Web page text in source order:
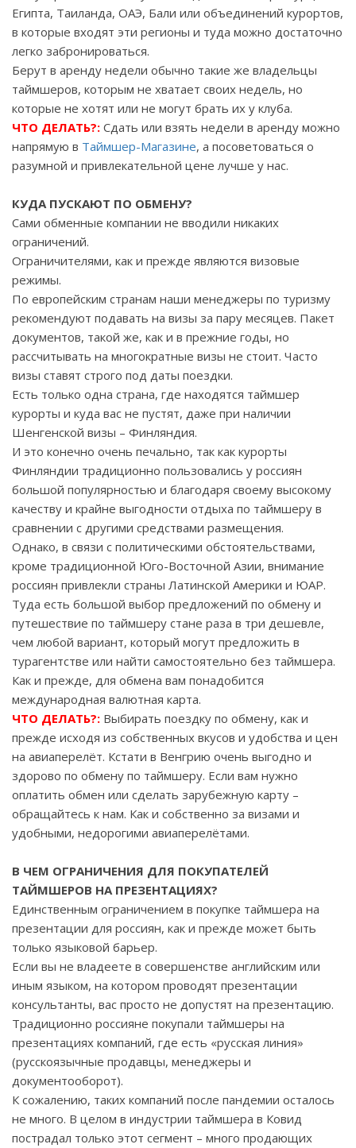
Египта, Таиланда, ОАЭ, Бали или объединений курортов,
в которые входят эти регионы и туда можно достаточно
легко забронироваться.
Берут в аренду недели обычно такие же владельцы
таймшеров, которым не хватает своих недель, но
которые не хотят или не могут брать их у клуба.
ЧТО ДЕЛАТЬ?: Сдать или взять недели в аренду можно
напрямую в Таймшер-Магазине, а посоветоваться о
разумной и привлекательной цене лучше у нас.
КУДА ПУСКАЮТ ПО ОБМЕНУ?
Сами обменные компании не вводили никаких
ограничений.
Ограничителями, как и прежде являются визовые
режимы.
По европейским странам наши менеджеры по туризму
рекомендуют подавать на визы за пару месяцев. Пакет
документов, такой же, как и в прежние годы, но
рассчитывать на многократные визы не стоит. Часто
визы ставят строго под даты поездки.
Есть только одна страна, где находятся таймшер
курорты и куда вас не пустят, даже при наличии
Шенгенской визы – Финляндия.
И это конечно очень печально, так как курорты
Финляндии традиционно пользовались у россиян
большой популярностью и благодаря своему высокому
качеству и крайне выгодности отдыха по таймшеру в
сравнении с другими средствами размещения.
Однако, в связи с политическими обстоятельствами,
кроме традиционной Юго-Восточной Азии, внимание
россиян привлекли страны Латинской Америки и ЮАР.
Туда есть большой выбор предложений по обмену и
путешествие по таймшеру стане раза в три дешевле,
чем любой вариант, который могут предложить в
турагентстве или найти самостоятельно без таймшера.
Как и прежде, для обмена вам понадобится
международная валютная карта.
ЧТО ДЕЛАТЬ?: Выбирать поездку по обмену, как и
прежде исходя из собственных вкусов и удобства и цен
на авиаперелёт. Кстати в Венгрию очень выгодно и
здорово по обмену по таймшеру. Если вам нужно
оплатить обмен или сделать зарубежную карту –
обращайтесь к нам. Как и собственно за визами и
удобными, недорогими авиаперелётами.
В ЧЕМ ОГРАНИЧЕНИЯ ДЛЯ ПОКУПАТЕЛЕЙ
ТАЙМШЕРОВ НА ПРЕЗЕНТАЦИЯХ?
Единственным ограничением в покупке таймшера на
презентации для россиян, как и прежде может быть
только языковой барьер.
Если вы не владеете в совершенстве английским или
иным языком, на котором проводят презентации
консультанты, вас просто не допустят на презентацию.
Традиционно россияне покупали таймшеры на
презентациях компаний, где есть «русская линия»
(русскоязычные продавцы, менеджеры и
документооборот).
К сожалению, таких компаний после пандемии осталось
не много. В целом в индустрии таймшера в Ковид
пострадал только этот сегмент – много продающих